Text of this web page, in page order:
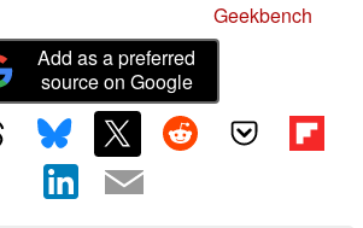
Geekbench
Add as a preferred
source on Google